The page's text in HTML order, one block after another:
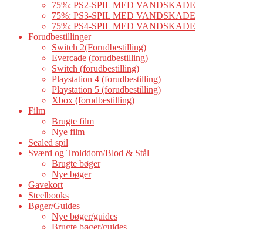
75%: PS2-SPIL MED VANDSKADE
75%: PS3-SPIL MED VANDSKADE
75%: PS4-SPIL MED VANDSKADE
Forudbestillinger
Switch 2(Forudbestilling)
Evercade (forudbestilling)
Switch (forudbestilling)
Playstation 4 (forudbestilling)
Playstation 5 (forudbestilling)
Xbox (forudbestilling)
Film
Brugte film
Nye film
Sealed spil
Sværd og Trolddom/Blod & Stål
Brugte bøger
Nye bøger
Gavekort
Steelbooks
Bøger/Guides
Nye bøger/guides